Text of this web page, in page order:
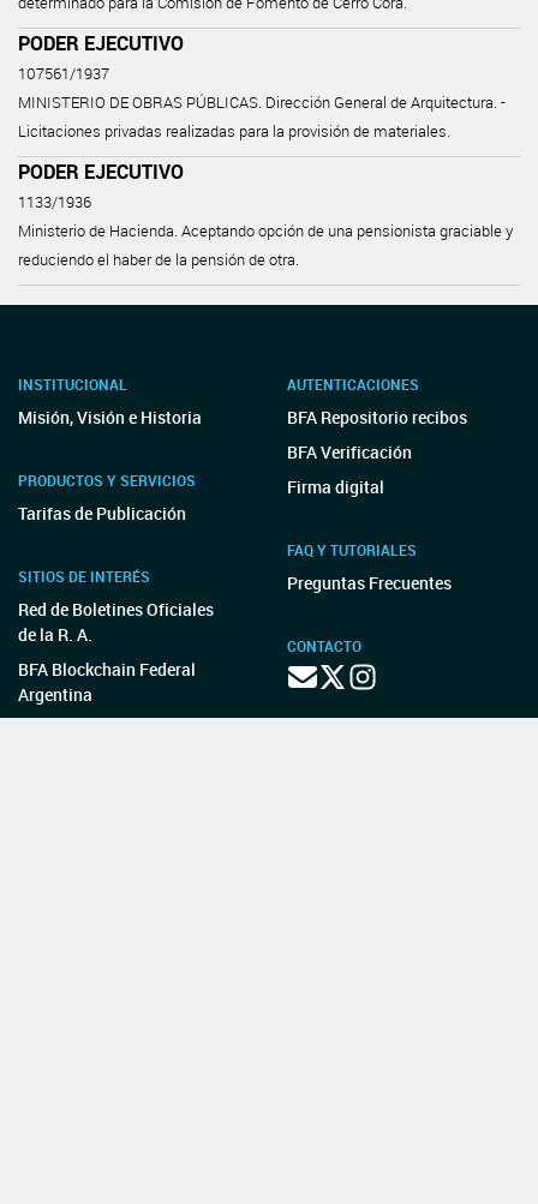
PODER EJECUTIVO
107561/1937
MINISTERIO DE OBRAS PÚBLICAS. Dirección General de Arquitectura. -
Licitaciones privadas realizadas para la provisión de materiales.
PODER EJECUTIVO
1133/1936
Ministerio de Hacienda. Aceptando opción de una pensionista graciable y
reduciendo el haber de la pensión de otra.
INSTITUCIONAL
Misión, Visión e Historia
PRODUCTOS Y SERVICIOS
Tarifas de Publicación
SITIOS DE INTERÉS
Red de Boletines Oficiales
de la R. A.
BFA Blockchain Federal
Argentina
AUTENTICACIONES
BFA Repositorio recibos
BFA Verificación
Firma digital
FAQ Y TUTORIALES
Preguntas Frecuentes
CONTACTO